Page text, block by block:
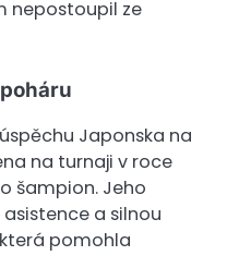
nepostoupil ze
Japonska na
na turnaji v roce
šampion. Jeho
a silnou
pomohla